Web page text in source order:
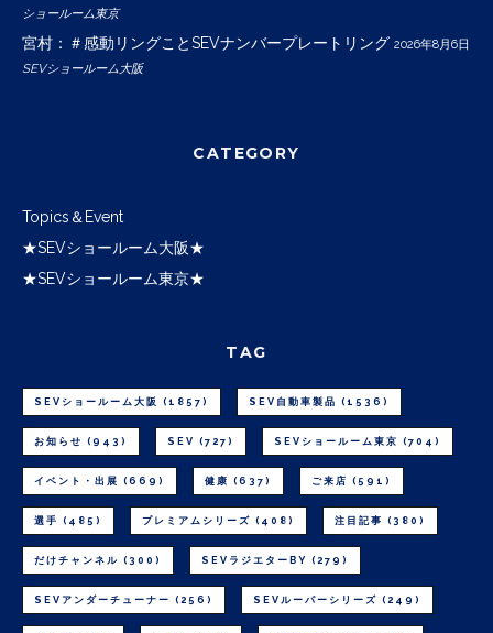
ショールーム東京
宮村：＃感動リングことSEVナンバープレートリング 2026年8月6日
SEVショールーム大阪
CATEGORY
Topics＆Event
★SEVショールーム大阪★
★SEVショールーム東京★
TAG
SEVショールーム大阪 (1857) SEV自動車製品 (1536)
お知らせ (943) SEV (727) SEVショールーム東京 (704)
イベント・出展 (669) 健康 (637) ご来店 (591)
選手 (485) プレミアムシリーズ (408) 注目記事 (380)
だけチャンネル (300) SEVラジエターBY (279)
SEVアンダーチューナー (256) SEVルーパーシリーズ (249)